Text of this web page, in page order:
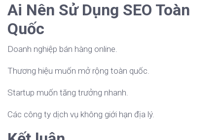
Ai Nên Sử Dụng SEO Toàn
Quốc
Doanh nghiệp bán hàng online.
Thương hiệu muốn mở rộng toàn quốc.
Startup muốn tăng trưởng nhanh.
Các công ty dịch vụ không giới hạn địa lý.